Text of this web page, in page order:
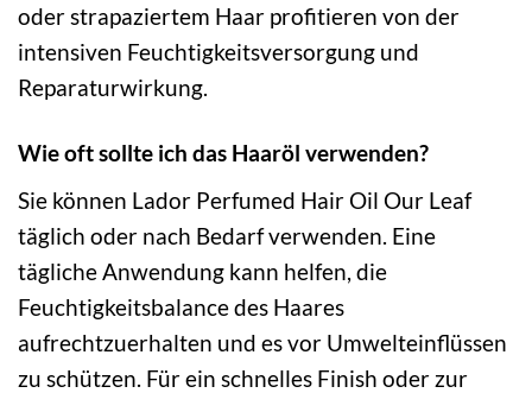
oder strapaziertem Haar profitieren von der
intensiven Feuchtigkeitsversorgung und
Reparaturwirkung.
Wie oft sollte ich das Haaröl verwenden?
Sie können Lador Perfumed Hair Oil Our Leaf
täglich oder nach Bedarf verwenden. Eine
tägliche Anwendung kann helfen, die
Feuchtigkeitsbalance des Haares
aufrechtzuerhalten und es vor Umwelteinflüssen
zu schützen. Für ein schnelles Finish oder zur